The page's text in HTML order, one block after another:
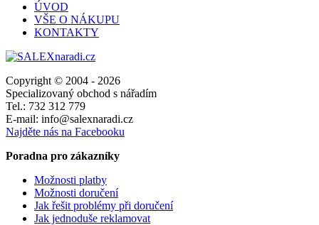
ÚVOD
VŠE O NÁKUPU
KONTAKTY
Copyright © 2004 - 2026
Specializovaný obchod s nářadím
Tel.: 732 312 779
E-mail: info@salexnaradi.cz
Najděte nás na Facebooku
Poradna pro zákazníky
Možnosti platby
Možnosti doručení
Jak řešit problémy při doručení
Jak jednoduše reklamovat